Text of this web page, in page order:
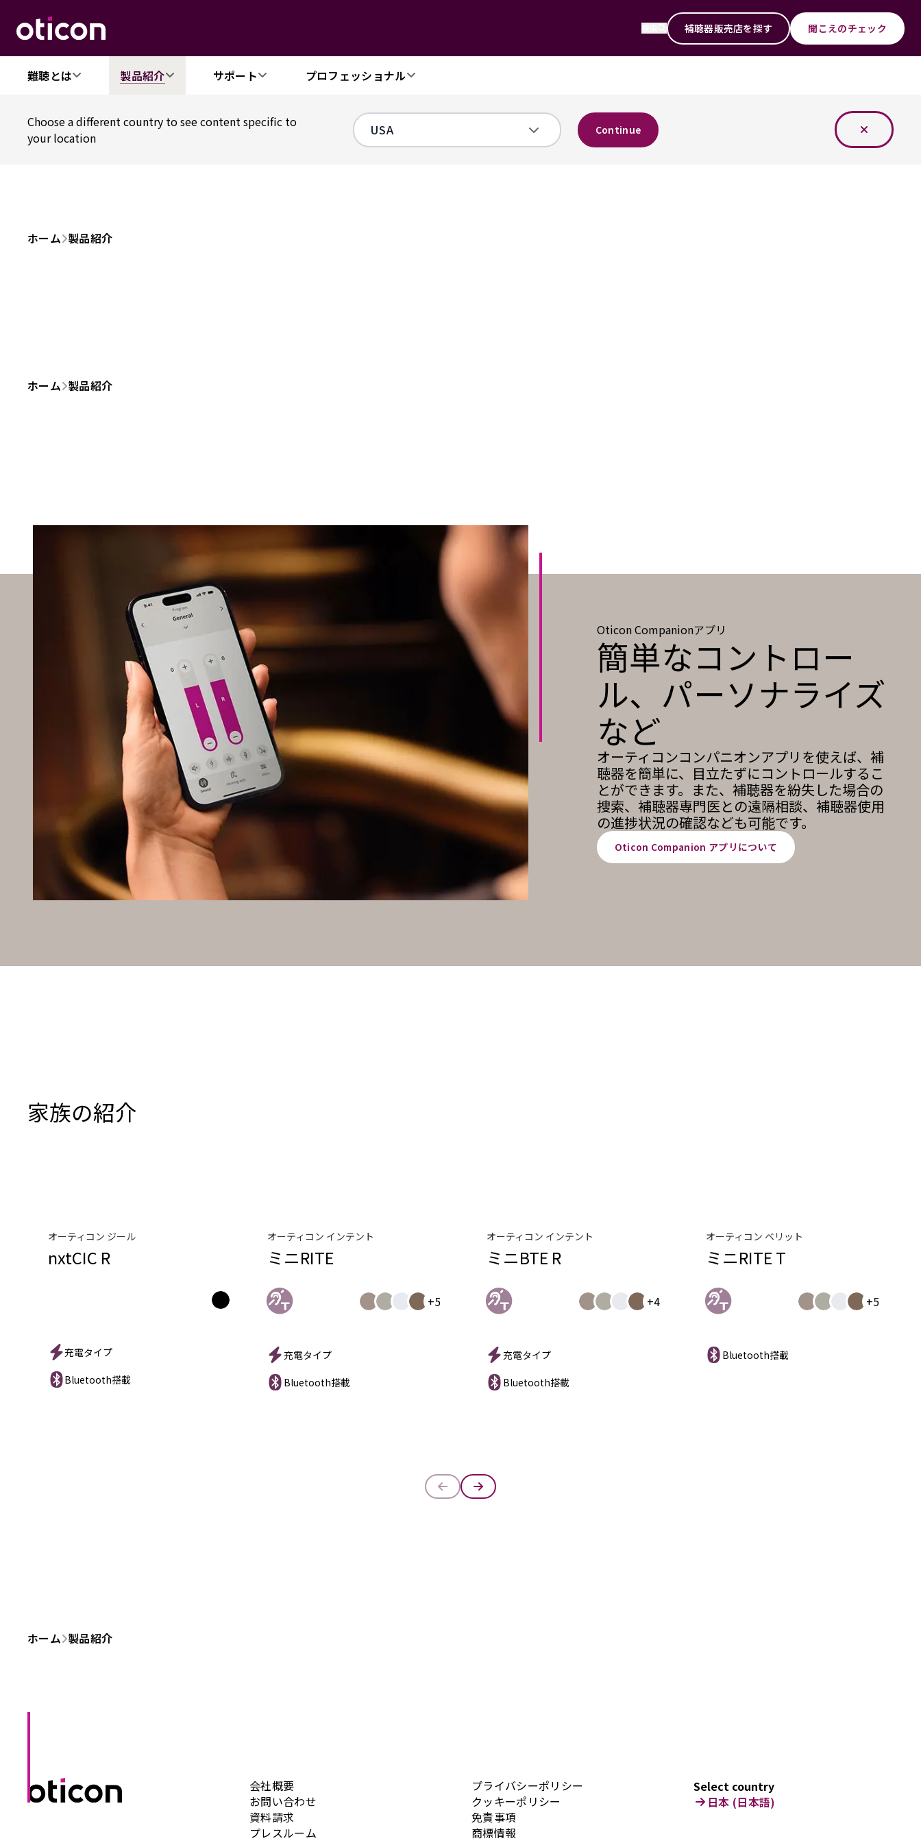
補聴器販売店を探す 聞こえのチェック
難聴とは 製品紹介 サポート プロフェッショナル
Choose a different country to see content specific to
your location
Continue
ホーム 製品紹介
ホーム 製品紹介
Oticon Companionアプリ
簡単なコントロー
ル、パーソナライズ
など
オーティコンコンパニオンアプリを使えば、補
聴器を簡単に、目立たずにコントロールするこ
とができます。また、補聴器を紛失した場合の
捜索、補聴器専門医との遠隔相談、補聴器使用
の進捗状況の確認なども可能です。
Oticon Companion アプリについて
家族の紹介
オーティコン ジール
nxtCIC R
充電タイプ
Bluetooth搭載
オーティコン インテント
ミニRITE
+5
充電タイプ
Bluetooth搭載
オーティコン インテント
ミニBTE R
+4
充電タイプ
Bluetooth搭載
オーティコン ベリット
ミニRITE T
+5
Bluetooth搭載
ホーム 製品紹介
会社概要
お問い合わせ
資料請求
プレスルーム
プライバシーポリシー
クッキーポリシー
免責事項
商標情報
Select country
日本 (日本語)